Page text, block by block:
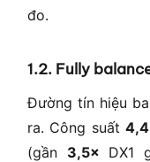
đo.
1.2. Fully
Đường tín hiệu
ra. Công suất
(gần 3,5× DX1